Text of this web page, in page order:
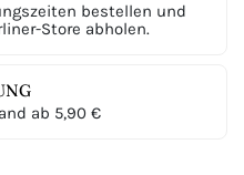
bestellen und
Store abholen.
ab 5,90 €